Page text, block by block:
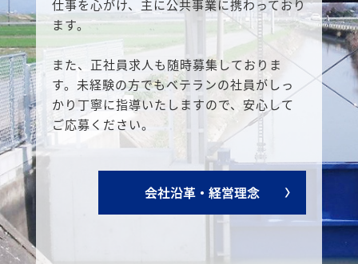
仕事を心がけ、主に公共事業に携わっており
ます。
また、正社員求人も随時募集しておりま
す。未経験の方でもベテランの社員がしっ
かり丁寧に指導いたしますので、安心して
ご応募ください。